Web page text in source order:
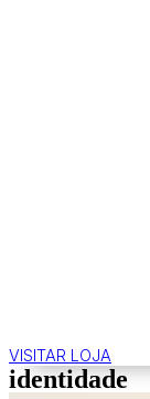
VISITAR LOJA
identidade